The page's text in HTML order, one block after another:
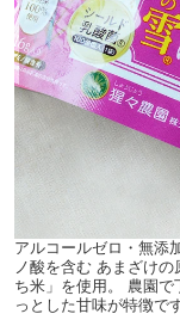
アルコールゼロ・無添
ノ酸を含む あまざけ
ち米」を使用。 農園
っとした甘味が特徴です